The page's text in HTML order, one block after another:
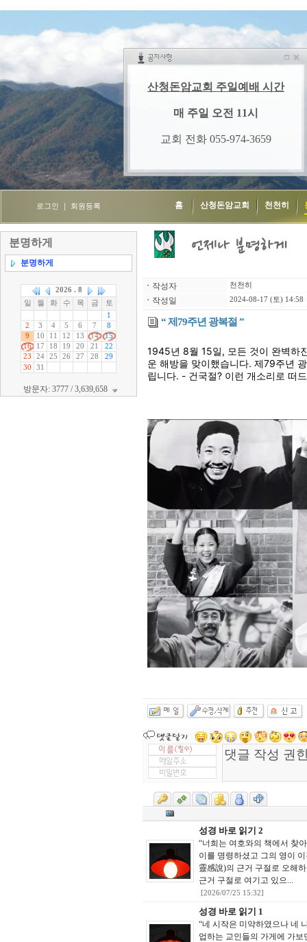
로그인 회원등록 홈 산청돈암교회 천천히
분명하게
분명하게
방문자: 3777 / 3,639,658
ㆍ 작성자 천천히
ㆍ 작성일 2024-08-17 (토) 14:58
“ 제79주년 광복절 ”
1945년 8월 15일, 모든 것이 완벽하
운 해방을 맞이했습니다. 제79주년
립니다. - 건국절? 이런 개소리로 떠
성경 바로 읽기 2
“너희는 여호와의 책에서 찾
이를 명령하셨고 그의 영이
靈感說)의 근거 구절로 오해
근거 구절로 여기고 있으...
[2026/07/25 15:32]
성경 바로 읽기 1
“네 시작은 미약하였으나 네
업하는 교인들의 가게에 가